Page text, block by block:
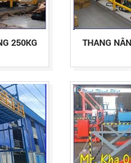
250KG THANG